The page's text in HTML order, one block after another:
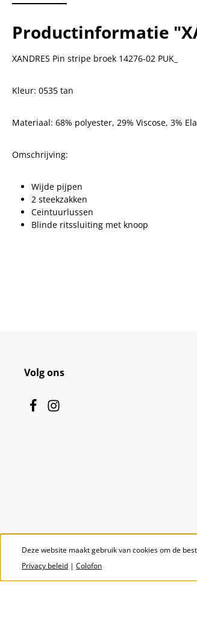
Productinformatie
XANDRES Pin stripe broek 14276-02 PUK_
Kleur: 0535 tan
Materiaal: 68% polyester, 29% Viscose, 3%
Omschrijving:
Wijde pijpen
2 steekzakken
Ceintuurlussen
Blinde ritssluiting met knoop
Volg ons
Deze website maakt gebruik van cookies om de
Privacy beleid | Colofon